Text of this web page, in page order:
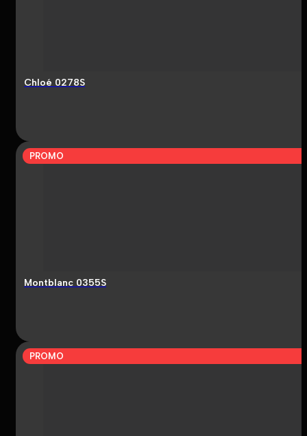
Chloé 0278S
PROMO
Montblanc 0355S
PROMO